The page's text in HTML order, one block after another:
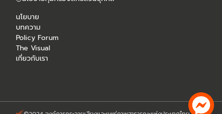
นโยบาย
บทความ
Policy Forum
The Visual
เกี่ยวกับเรา